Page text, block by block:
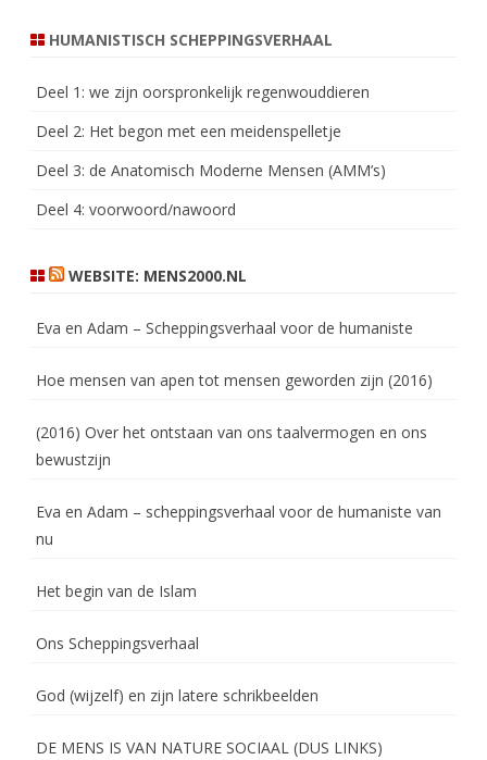
HUMANISTISCH SCHEPPINGSVERHAAL
Deel 1: we zijn oorspronkelijk regenwouddieren
Deel 2: Het begon met een meidenspelletje
Deel 3: de Anatomisch Moderne Mensen (AMM’s)
Deel 4: voorwoord/nawoord
WEBSITE: MENS2000.NL
Eva en Adam – Scheppingsverhaal voor de humaniste
Hoe mensen van apen tot mensen geworden zijn (2016)
(2016) Over het ontstaan van ons taalvermogen en ons
bewustzijn
Eva en Adam – scheppingsverhaal voor de humaniste van
nu
Het begin van de Islam
Ons Scheppingsverhaal
God (wijzelf) en zijn latere schrikbeelden
DE MENS IS VAN NATURE SOCIAAL (DUS LINKS)